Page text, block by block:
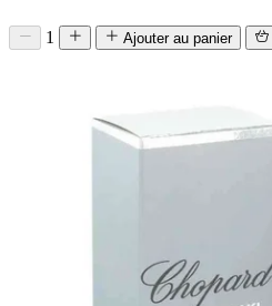
1 Ajouter au panier